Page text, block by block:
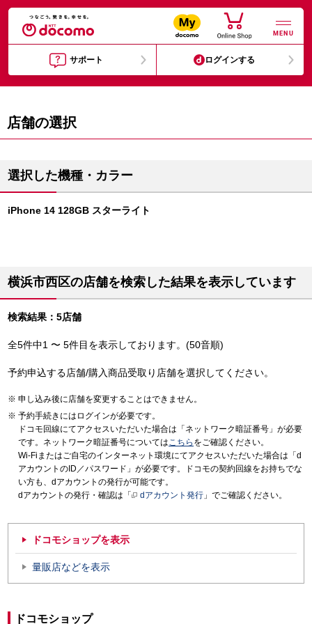
MENU
サポート ログインする
店舗の選択
選択した機種・カラー
iPhone 14 128GB スターライト
横浜市西区の店舗を検索した結果を表示しています
検索結果：5店舗
全5件中1 〜 5件目を表示しております。(50音順)
予約申込する店舗/購入商品受取り店舗を選択してください。
申し込み後に店舗を変更することはできません。
予約手続きにはログインが必要です。
ドコモ回線にてアクセスいただいた場合は「ネットワーク暗証番号」が必要
です。ネットワーク暗証番号についてはこちら をご確認ください。
Wi-Fiまたはご自宅のインターネット環境にてアクセスいただいた場合は「d
アカウントのID／パスワード」が必要です。ドコモの契約回線をお持ちでな
い方も、dアカウントの発行が可能です。
dアカウントの発行・確認は「
dアカウント発行 」でご確認ください。
ドコモショップを表示
量販店などを表示
ドコモショップ